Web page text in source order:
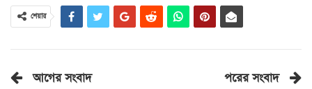
শেয়ার
আগের সংবাদ পরের সংবাদ